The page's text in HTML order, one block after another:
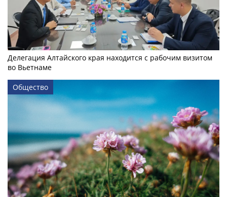
Делегация Алтайского края находится с рабочим визитом
во Вьетнаме
Общество